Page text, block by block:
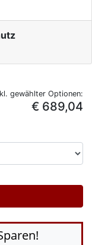
gewählter Optionen:
€ 689,04